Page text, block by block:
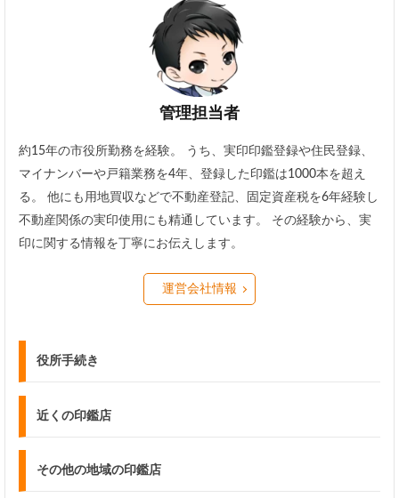
管理担当者
約15年の市役所勤務を経験。 うち、実印印鑑登録や住民登録、
マイナンバーや戸籍業務を4年、登録した印鑑は1000本を超え
る。 他にも用地買収などで不動産登記、固定資産税を6年経験し
不動産関係の実印使用にも精通しています。 その経験から、実
印に関する情報を丁寧にお伝えします。
運営会社情報
役所手続き
近くの印鑑店
その他の地域の印鑑店